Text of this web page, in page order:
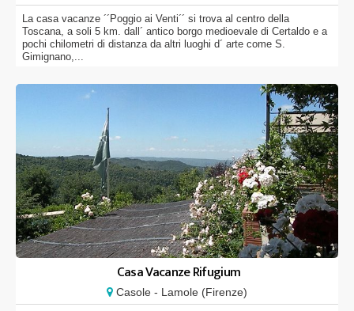
La casa vacanze ´´Poggio ai Venti´´ si trova al centro della
Toscana, a soli 5 km. dall´ antico borgo medioevale di Certaldo e a
pochi chilometri di distanza da altri luoghi d´ arte come S.
Gimignano,...
Casa Vacanze Rifugium
Casole - Lamole (Firenze)